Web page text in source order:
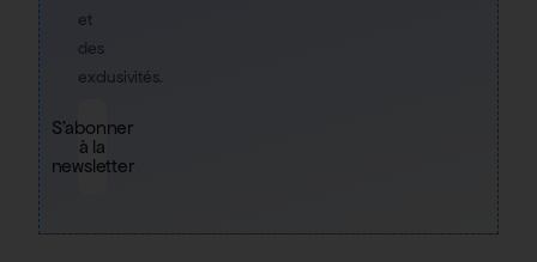
et
des
exclusivités.
S'abonner
à la
newsletter